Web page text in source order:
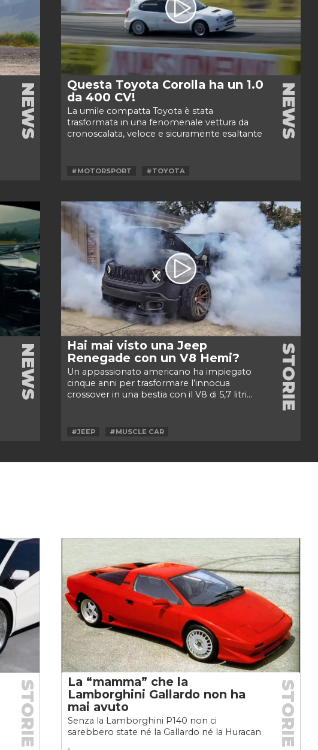
NEWS
Questa Toyota Corolla ha un 1.0
da 400 CV!
La umile compatta Toyota è stata
trasformata in una fenomenale vettura da
cronoscalata, veloce e sicuramente esaltante
NEWS
#MOTORSPORT #TOYOTA
NEWS
Hai mai visto una Jeep
Renegade con un V8 Hemi?
Un appassionato americano ha impiegato
cinque anni per trasformare l’innocua
crossover in una bestia con il V8 di 5,7 litri...
STORIE
#JEEP #MUSCLE CAR
STORIE
La “mamma” che la
Lamborghini Gallardo non ha
mai avuto
Senza la Lamborghini P140 non ci
sarebbero state né la Gallardo né la Huracan
STORIE